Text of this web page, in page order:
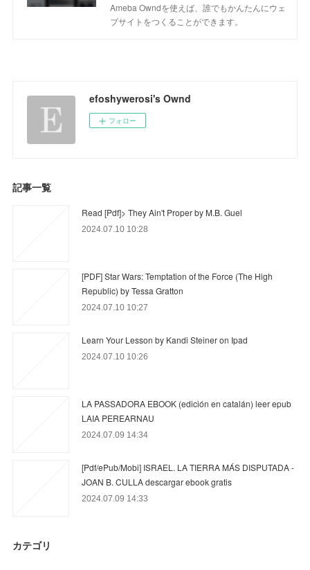
Ameba Owndを使えば、誰でもかんたんにウェ
ブサイトをつくることができます。
efoshywerosi's Ownd
フォロー
記事一覧
Read [Pdf]> They Ain't Proper by M.B. Guel
2024.07.10 10:28
[PDF] Star Wars: Temptation of the Force (The High
Republic) by Tessa Gratton
2024.07.10 10:27
Learn Your Lesson by Kandi Steiner on Ipad
2024.07.10 10:26
LA PASSADORA EBOOK (edición en catalán) leer epub
LAIA PEREARNAU
2024.07.09 14:34
[Pdf/ePub/Mobi] ISRAEL. LA TIERRA MÁS DISPUTADA -
JOAN B. CULLA descargar ebook gratis
2024.07.09 14:33
カテゴリ